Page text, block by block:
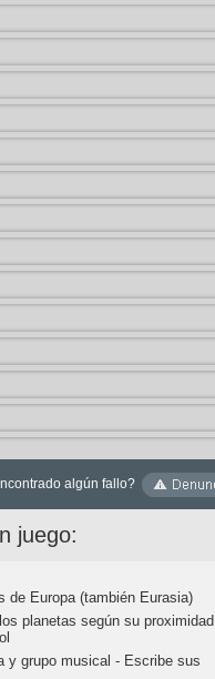
algún fallo?
juego:
de Europa (también Eurasia)
planetas según su proximidad
y grupo musical - Escribe sus